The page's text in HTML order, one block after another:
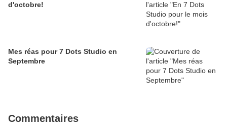
d'octobre!
Mes réas pour 7 Dots Studio en
Septembre
Commentaires